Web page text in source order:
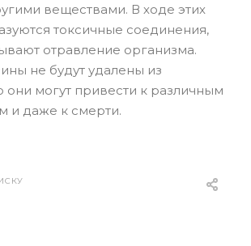
веществами. В ходе этих
токсичные соединения,
отравление организма.
не будут удалены из
они могут привести к различным
и даже к смерти.